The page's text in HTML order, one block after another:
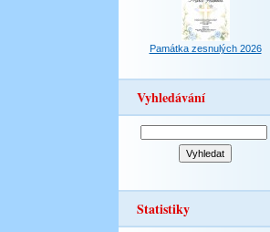
Památka zesnulých 2026
Vyhledávání
Statistiky